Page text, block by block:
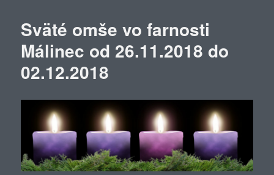
Sväté omše vo farnosti
Málinec od 26.11.2018 do
02.12.2018